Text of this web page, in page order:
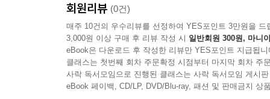
회원리뷰 (0건)
매주 10건의 우수리뷰를 선정하여 YES포인트 3만원을 드
3,000원 이상 구매 후 리뷰 작성 시 일반회원 300원, 마니
eBook은 다운로드 후 작성한 리뷰만 YES포인트 지급됩니
클래스는 첫번째 회차 주문확정 시점부터 마지막 회차 주
사락 독서모임으로 진행된 클래스는 사락 독서모임 게시
eBook 페이백, CD/LP, DVD/Blu-ray, 패션 및 판매금지 상